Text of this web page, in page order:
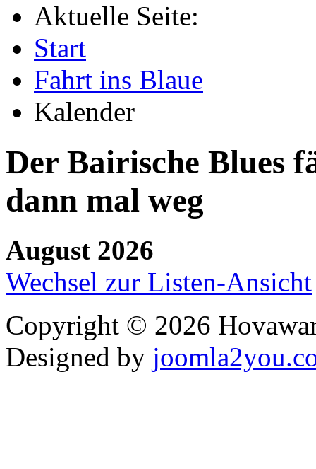
Aktuelle Seite:
Start
Fahrt ins Blaue
Kalender
Der Bairische Blues
dann mal weg
August 2026
Wechsel zur Listen-Ansicht
Copyright © 2026
Designed by